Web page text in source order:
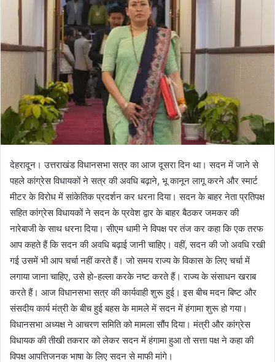
देहरादून। उत्तराखंड विधानसभा सत्र का आज दूसरा दिन था। सदन में जाने से
पहले कांग्रेस विधायकों ने सत्र की अवधि बढ़ाने, भू कानून लागू करने और स्मार्ट
मीटर के विरोध में सांकेतिक प्रदर्शन कर धरना दिया। सदन के बाहर नेता प्रतिपक्ष
सहित कांग्रेस विधायकों ने सदन के प्रवेश द्वार के बाहर बैठकर जमकर की
नारेबाजी के साथ धरना दिया। सीएम धामी ने विपक्ष पर तंज कर कहा कि एक तरफ
आप कहते हैं कि सदन की अवधि बढ़ाई जानी चाहिए। वहीं, सदन की जो अवधि रखी
गई उसमें भी आप चर्चा नहीं करते हैं। जो समय राज्य के विकास के लिए चर्चा में
लगाया जाना चाहिए, उसे हो-हल्ला करके नष्ट करते हैं। राज्य के संसाधन खराब
करते हैं। आज विधानसभा सत्र की कार्यवाही शुरू हुई। इस बीच मदन बिष्ट और
संसदीय कार्य मंत्री के बीच हुई बहस के मामले में सदन में हंगामा शुरू हो गया।
विधानसभा अध्यक्ष ने आचरण समिति को मामला सौंप दिया। मंत्री और कांग्रेस
विधायक की तीखी तकरार को लेकर सदन में हंगामा हुआ तो सत्ता पक्ष ने कहा की
विपक्ष आपत्तिजनक भाषा के लिए सदन से माफी मांगे।